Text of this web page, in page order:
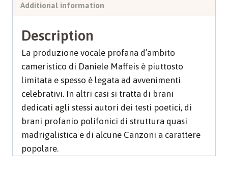
Tomo
quantity
Additional information
Description
La produzione vocale profana d’ambito
cameristico di Daniele Maffeis è piuttosto
limitata e spesso è legata ad avvenimenti
celebrativi. In altri casi si tratta di brani
dedicati agli stessi autori dei testi poetici, di
brani profanio polifonici di struttura quasi
madrigalistica e di alcune Canzoni a carattere
popolare.